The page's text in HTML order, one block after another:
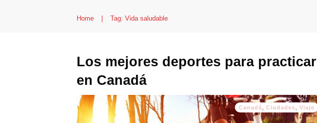
Home | Tag: Vida saludable
Los mejores deportes para practicar
en Canadá
Canadá Ciudades Viaje